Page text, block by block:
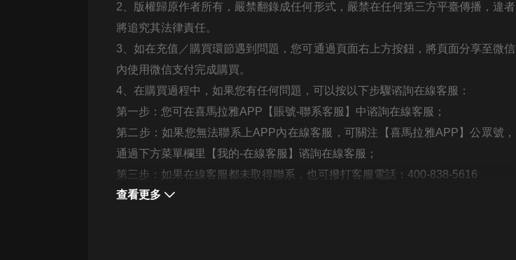
成何體統丨雙穿反套路爆笑爽文丨冷
2、版權歸原作者所有，嚴禁翻錄成任何形式，嚴禁在任何第三方平臺傳播，違者
將追究其法律責任。
3、如在充值／購買環節遇到問題，您可通過頁面右上方按鈕，將頁面分享至微信
內使用微信支付完成購買。
4、在購買過程中，如果您有任何問題，可以按以下步驟谘詢在線客服：
第一步：您可在喜馬拉雅APP【賬號-聯系客服】中谘詢在線客服；
第二步：如果您無法聯系上APP內在線客服，可關注【喜馬拉雅APP】公眾號，
通過下方菜單欄里【我的-在線客服】谘詢在線客服；
第三步：如果在線客服都未取得聯系，也可撥打客服電話：400-838-5616
查看更多